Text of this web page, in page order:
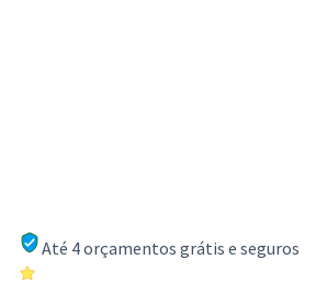
Até 4 orçamentos grátis e seguros